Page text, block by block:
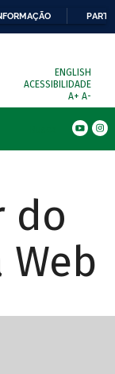
ENGLISH
ACESSIBILIDADE
A+ A-
do